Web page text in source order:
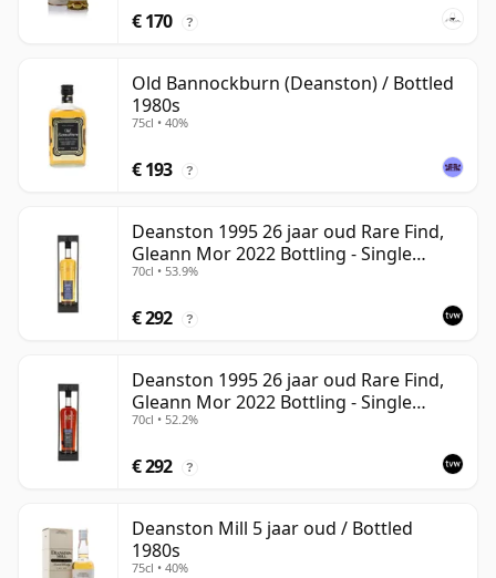
€ 170 ?
Old Bannockburn (Deanston) / Bottled
1980s
75cl • 40%
€ 193 ?
Deanston 1995 26 jaar oud Rare Find,
Gleann Mor 2022 Bottling - Single
Bourbon Cask 4392
70cl • 53.9%
€ 292 ?
Deanston 1995 26 jaar oud Rare Find,
Gleann Mor 2022 Bottling - Single
Sherry Cask 4392A
70cl • 52.2%
€ 292 ?
Deanston Mill 5 jaar oud / Bottled
1980s
75cl • 40%